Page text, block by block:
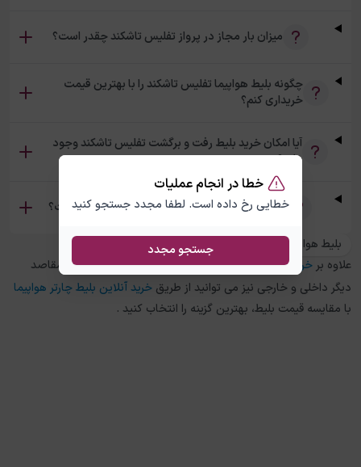
خطا در انجام عملیات
خطایی رخ داده است. لطفا مجدد جستجو کنید
جستجو مجدد
میزان بار مجاز در پرواز تفلیس تاشکند چقدر است؟
چگونه بلیط هواپیما تفلیس تاشکند را با بهترین قیمت
خریداری کنم؟
آیا امکان خرید بلیط رفت و برگشت تفلیس تاشکند وجود
دارد؟
تفاوت بلیط چارتر و سیستمی تفلیس تاشکند چیست؟
بلیط هواپیما تاشکند به تفلیس
علاوه بر خرید بلیط هواپیماتفلیسبهتاشکند
، در چارتر 118 برای مقاصد
دیگر داخلی و خارجی نیز می توانید از طریق خرید آنلاین بلیط چارتر هواپیما
با مقایسه قیمت بلیط، بهترین گزینه را انتخاب کنید .